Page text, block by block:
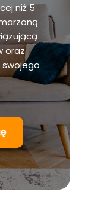
niż 5
oraz
swojego